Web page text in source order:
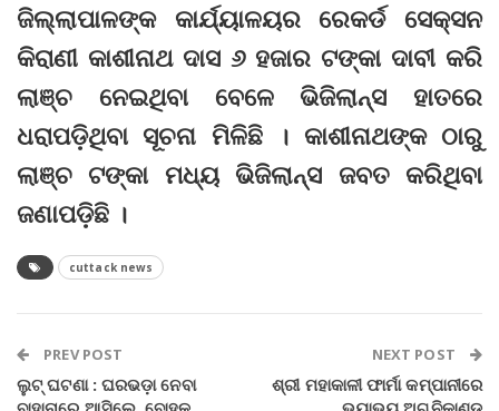
ଜିଲ୍ଲାପାଳଙ୍କ କାର୍ଯ୍ୟାଳୟର ରେକର୍ଡ ସେକ୍‌ସନ
କିରାଣୀ କାଶୀନାଥ ଦାସ ୬ ହଜାର ଟଙ୍କା ଦାବୀ କରି
ଲାଞ୍ଚ ନେଇଥିବା ବେଳେ ଭିଜିଲାନ୍ସ ହାତରେ
ଧରାପଡ଼ିଥିବା ସୂଚନା ମିଳିଛି । କାଶୀନାଥଙ୍କ ଠାରୁ
ଲାଞ୍ଚ ଟଙ୍କା ମଧ୍ୟ ଭିଜିଲାନ୍ସ ଜବତ କରିଥିବା
ଜଣାପଡ଼ିଛି ।
cuttack news
PREV POST
ଲୁଟ୍‌ ଘଟଣା : ଘରଭଡ଼ା ନେବା
NEXT POST
ଶ୍ରୀ ମହାକାଳୀ ଫାର୍ମା କମ୍ପାନୀରେ